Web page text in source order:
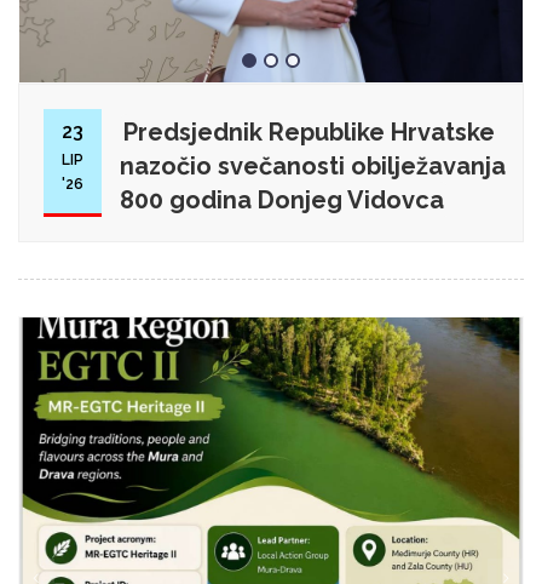
23
LIP
'26
Predsjednik Republike Hrvatske
nazočio svečanosti obilježavanja
800 godina Donjeg Vidovca